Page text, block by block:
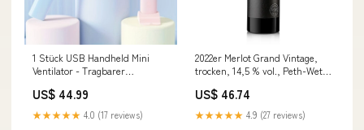
1 Stück USB Handheld Mini
Ventilator - Tragbarer
Zuhause, Büro Und Reisen -
Wiederaufladbarer
Batteriebetrieb - Leise Und
US$ 44.99
★★★★★ 4.0 (17 reviews)
2022er Merlot Grand Vintage,
trocken, 14,5 % vol., Peth-Wetz,
US$ 46.74
★★★★★ 4.9 (27 reviews)